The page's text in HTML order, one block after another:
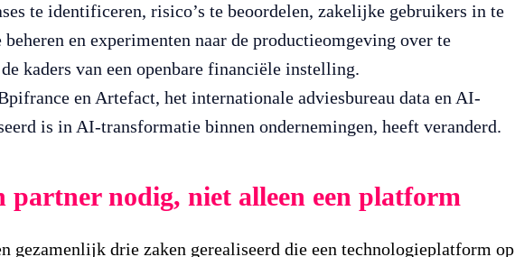
te identificeren, risico’s te beoordelen, zakelijke gebruikers in te
en experimenten naar de productieomgeving over te
kaders van een openbare financiële instelling.
en Artefact, het internationale adviesbureau data en AI-
is in AI-transformatie binnen ondernemingen, heeft veranderd.
partner nodig, niet alleen een platform
gezamenlijk drie zaken gerealiseerd die een technologieplatform op